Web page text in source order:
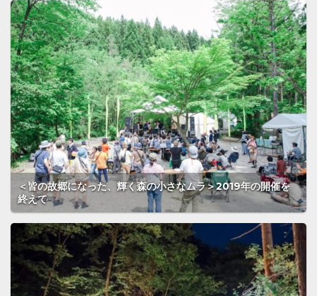
＜皆の故郷になった、輝く森の小さなムラ＞2019年の開催を
終えて